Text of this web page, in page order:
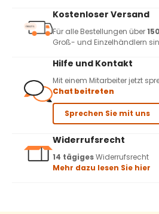
Kostenloser Versand
Für alle Bestellungen über
Groß- und Einzelhändlern
Hilfe und Kontakt
Mit einem Mitarbeiter jetzt
Chat beitreten
Sprechen Sie mit uns
Widerrufsrecht
14 tägigesWiderrufsrecht
Mehr dazu lesen Sie hier